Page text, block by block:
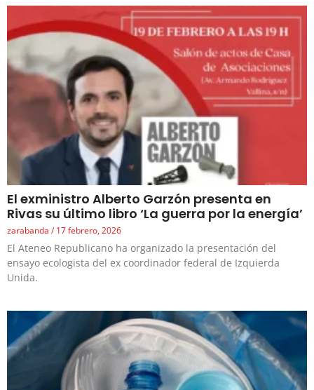
El exministro Alberto Garzón presenta en
Rivas su último libro ‘La guerra por la energía’
zarabanda 17 febrero, 2026
El Ateneo Republicano ha organizado la presentación del
ensayo ecologista del ex coordinador federal de Izquierda
Unida.